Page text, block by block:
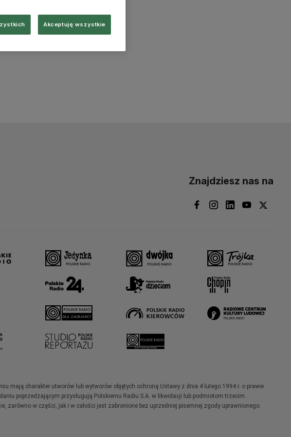
Znajdziesz nas na
mają charakter utworów lub wytworów objętych ochroną Ustawy z dnia 4 lutego 1994 r. o prawie
poprzedzającym przysługują Polskiemu Radiu S.A. w likwidacji lub podmiotom trzecim.
w części, jak i w całości jest zabronione bez uprzedniej pisemnej zgody uprawnionego.
Akceptuję wszystkie